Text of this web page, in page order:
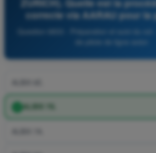
ZURICH). Quelle est la
correcte via AARAU pour la
ALBIX 7S.